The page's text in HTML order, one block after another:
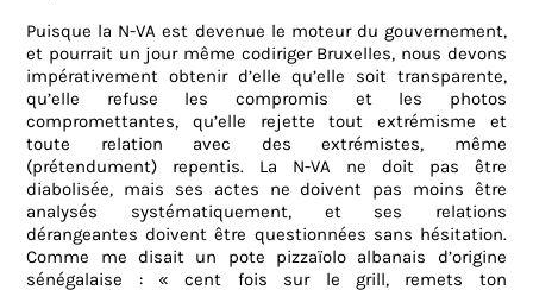
Puisque la N-VA est devenue le moteur du gouvernement,
et pourrait un jour même codiriger Bruxelles, nous devons
impérativement obtenir d’elle qu’elle soit transparente,
qu’elle refuse les compromis et les photos
compromettantes, qu’elle rejette tout extrémisme et
toute relation avec des extrémistes, même
(prétendument) repentis. La N-VA ne doit pas être
diabolisée, mais ses actes ne doivent pas moins être
analysés systématiquement, et ses relations
dérangeantes doivent être questionnées sans hésitation.
Comme me disait un pote pizzaïolo albanais d’origine
sénégalaise : « cent fois sur le grill, remets ton